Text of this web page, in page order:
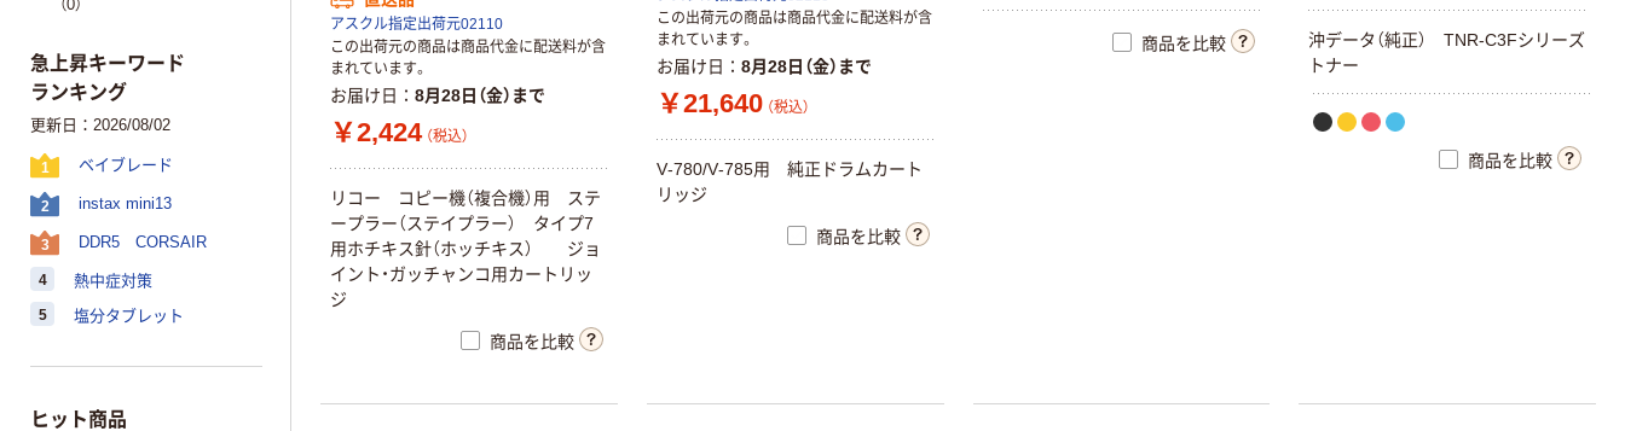
アスクル指定出荷元02110
この出荷元の商品は商品代金に配送料が含
まれています。
お届け日 8月28日（金）まで
￥2,424 （税込）
リ コー コ ピー機（複合機） 用 ステ
ープラー（ステイプラー） タイプ7
用ホチキス針（ホッチキス） ジ ョ
イ ン ト ・ガッチャ ンコ用カー ト リ ッ
ジ
商品を比較
この出荷元の商品は商品代金に配送料が含
まれています。
お届け日 8月28日（金）まで
￥21,640 （税込）
V-780/V-785用 純正 ド ラ ムカー ト
リ ッジ
商品を比較
商品を比較 沖データ （純正） TNR-C3Fシ リ ーズ
トナー
商品を比較
（0）
急上昇キーワード
ランキング
更新日：2026/08/02
1 ベイブレード
2 instax mini13
3 DDR5 CORSAIR
4 熱中症対策
5 塩分タブレット
ヒット商品